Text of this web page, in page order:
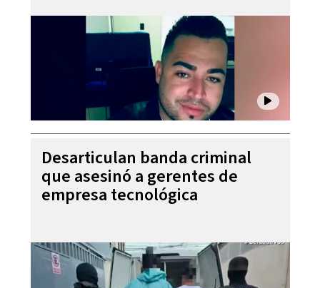
Desarticulan banda criminal
que asesinó a gerentes de
empresa tecnológica